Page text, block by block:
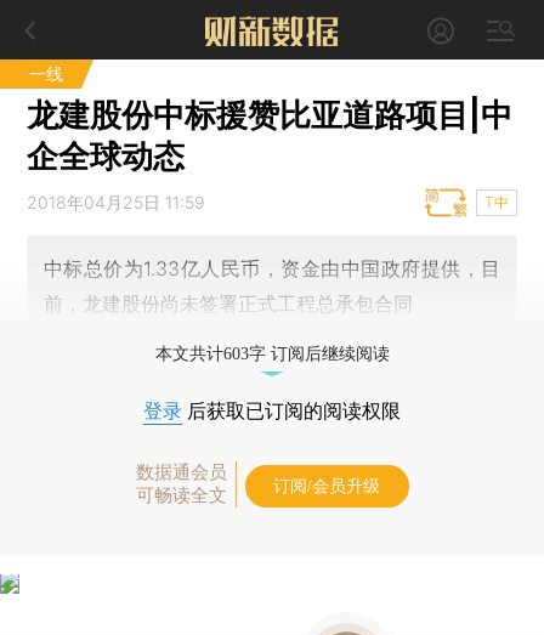
一线
龙建股份中标援赞比亚道路项目|中
企全球动态
2018年04月25日 11:59 T中
中标总价为1.33亿人民币，资金由中国政府提供，目
前，龙建股份尚未签署正式工程总承包合同
本文共计603字 订阅后继续阅读
登录 后获取已订阅的阅读权限
数据通会员
可畅读全文
订阅/会员升级